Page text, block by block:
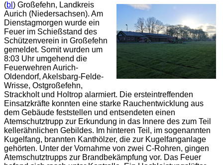
(bl ) Großefehn, Landkreis
Aurich (Niedersachsen). Am
Dienstagmorgen wurde ein
Feuer im Schießstand des
Schützenverein in Großefehn
gemeldet. Somit wurden um
8:03 Uhr umgehend die
Feuerwehren Aurich-
Oldendorf, Akelsbarg-Felde-
Wrisse, Ostgroßefehn,
Strackholt und Holtrop alarmiert. Die ersteintreffenden
Einsatzkräfte konnten eine starke Rauchentwicklung aus
dem Gebäude feststellen und entsendeten einen
Atemschutztrupp zur Erkundung in das Innere des zum Teil
kellerähnlichen Gebildes. Im hinteren Teil, im sogenannten
Kugelfang, brannten Kanthölzer, die zur Kugelfanganlage
gehörten. Unter der Vornahme von zwei C-Rohren, gingen
Atemschutztrupps zur Brandbekämpfung vor. Das Feuer